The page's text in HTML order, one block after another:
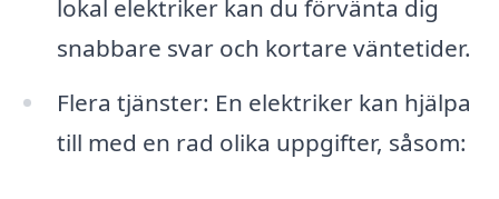
lokal elektriker kan du förvänta dig
snabbare svar och kortare väntetider.
Flera tjänster: En elektriker kan hjälpa
till med en rad olika uppgifter, såsom: